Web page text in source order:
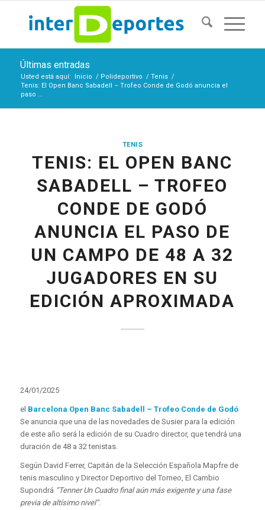
Últimas entradas
Usted está aquí: Inicio / Polideportivo / Tenis /
Tenis: El Open Banc Sabadell – Trofeo Conde de Godó anuncia el
paso ...
TENIS
TENIS: EL OPEN BANC
SABADELL – TROFEO
CONDE DE GODÓ
ANUNCIA EL PASO DE
UN CAMPO DE 48 A 32
JUGADORES EN SU
EDICIÓN APROXIMADA
24/01/2025
el Barcelona Open Banc Sabadell – Trofeo Conde de Godó
Se anuncia que una de las novedades de Susier para la edición
de este año será la edición de su Cuadro director, que tendrá una
duración de 48 a 32 tenistas.
Según David Ferrer, Capitán de la Selección Española Mapfre de
tenis masculino y Director Deportivo del Torneo, El Cambio
Supondrá “Tenner Un Cuadro final aún más exigente y una fase
previa de altísimo nivel”.